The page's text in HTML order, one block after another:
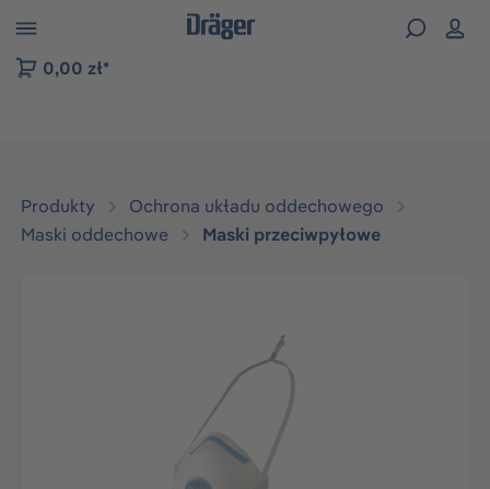
do nawigacji na platformie B2B
0,00 zł*
Produkty
Ochrona układu oddechowego
Maski oddechowe
Maski przeciwpyłowe